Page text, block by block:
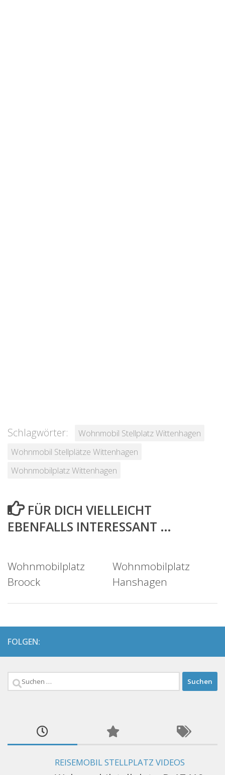
Schlagwörter:
Wohnmobil Stellplatz Wittenhagen
Wohnmobil Stellplätze Wittenhagen
Wohnmobilplatz Wittenhagen
FÜR DICH VIELLEICHT
EBENFALLS INTERESSANT …
Wohnmobilplatz
Broock
Wohnmobilplatz
Hanshagen
FOLGEN:
Suchen
REISEMOBIL STELLPLATZ VIDEOS